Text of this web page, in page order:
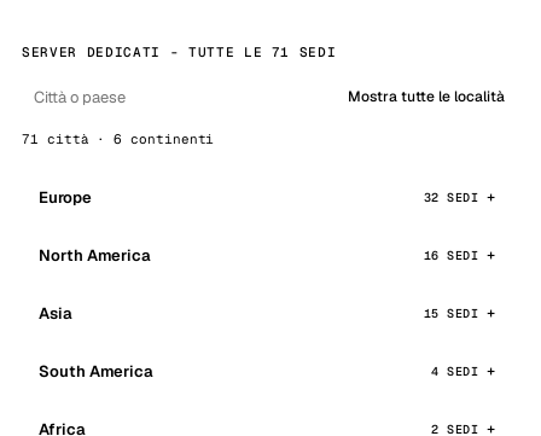
SERVER DEDICATI - TUTTE LE 71 SEDI
Mostra tutte le località
71 città · 6 continenti
Europe 32 SEDI
North America 16 SEDI
Asia 15 SEDI
South America 4 SEDI
Africa 2 SEDI